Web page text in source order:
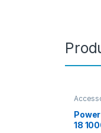
18